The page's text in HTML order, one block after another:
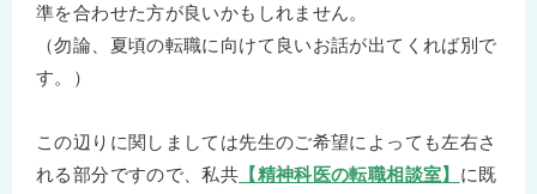
準を合わせた方が良いかもしれません。
（勿論、夏頃の転職に向けて良いお話が出てくれば別で
す。）
この辺りに関しましては先生のご希望によっても左右さ
れる部分ですので、私共 【精神科医の転職相談室】 に既